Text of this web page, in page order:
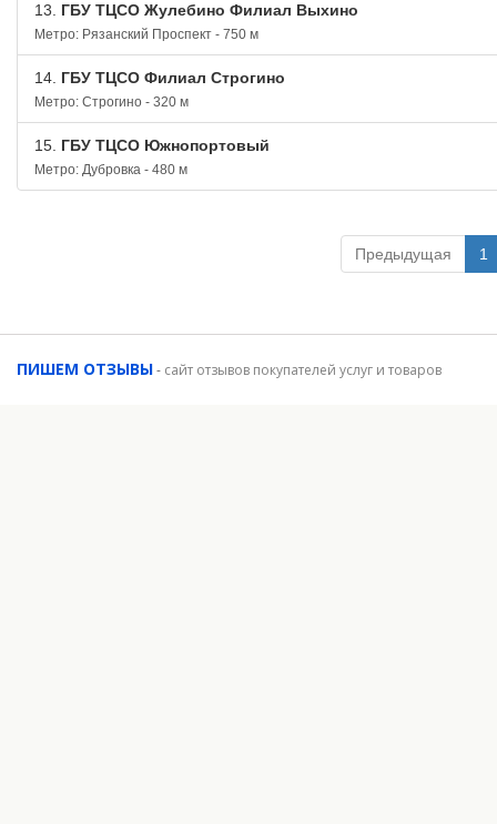
13. ГБУ ТЦСО Жулебино Филиал Выхино
Метро: Рязанский Проспект - 750 м
14. ГБУ ТЦСО Филиал Строгино
Метро: Строгино - 320 м
15. ГБУ ТЦСО Южнопортовый
Метро: Дубровка - 480 м
Предыдущая 1
ПИШЕМ ОТЗЫВЫ- сайт отзывов покупателей услуг и товаров